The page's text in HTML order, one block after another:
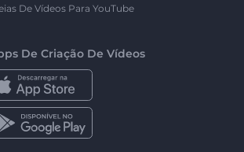
De Vídeos Para YouTube
De Criação De Vídeos